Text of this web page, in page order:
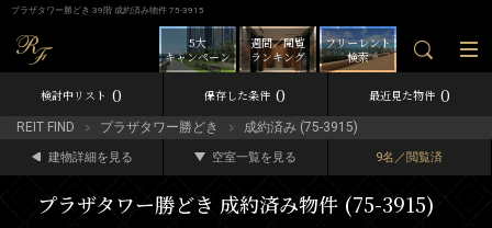
プラザタワー勝どき 39階 成約済み物件 75-3915
フリーレント
検索
週間／閲覧
ランキング
5大
キャンペーン
検討中リスト 0 保存した条件 0 最近見た物件 0
REIT FIND プラザタワー勝どき 成約済み (75-3915)
建物詳細を見る 空室一覧を見る 9名／閲覧済
プラザタワー勝どき 成約済み物件 (75-3915)